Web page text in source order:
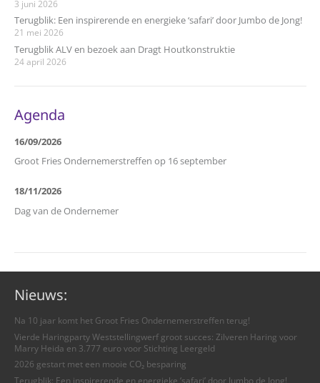
3 juni 2026
Terugblik: Een inspirerende en energieke ‘safari’ door Jumbo de Jong!
21 mei 2026
Terugblik ALV en bezoek aan Dragt Houtkonstruktie
24 april 2026
Agenda
16/09/2026
Groot Fries Ondernemerstreffen op 16 september
18/11/2026
Dag van de Ondernemer
Nieuws:
Na 10 jaar komt het Groot Fries Ondernemerstreffen terug!
Vierde Haringparty Weststellingwerf groot succes: Zilveren Haring voor
Marry Heida en 3.777 euro voor Stichting Leergeld
2026 gestart met een mooie CO₂ besparing
Terugblik: Een inspirerende en energieke ‘safari’ door Jumbo de Jong!